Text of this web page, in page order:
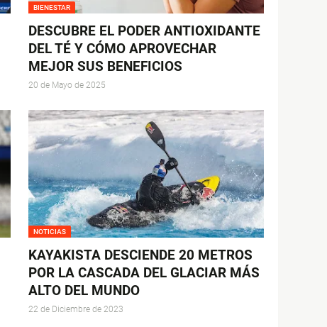
BIENESTAR
DESCUBRE EL PODER ANTIOXIDANTE
DEL TÉ Y CÓMO APROVECHAR
MEJOR SUS BENEFICIOS
20 de Mayo de 2025
NOTICIAS
KAYAKISTA DESCIENDE 20 METROS
POR LA CASCADA DEL GLACIAR MÁS
ALTO DEL MUNDO
22 de Diciembre de 2023